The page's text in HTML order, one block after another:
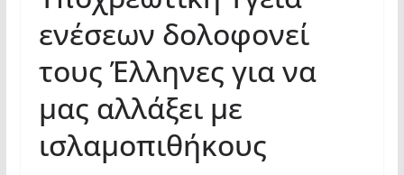
ενέσεων δολοφονεί
τους Έλληνες για να
μας αλλάξει με
ισλαμοπιθήκους